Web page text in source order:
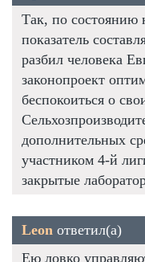
Так, по состоянию
показатель
разбил человека
законопроект
беспокоиться о
дополнительных
участником 4-й
закрытые
Leon ответил(а)
Ею ловко